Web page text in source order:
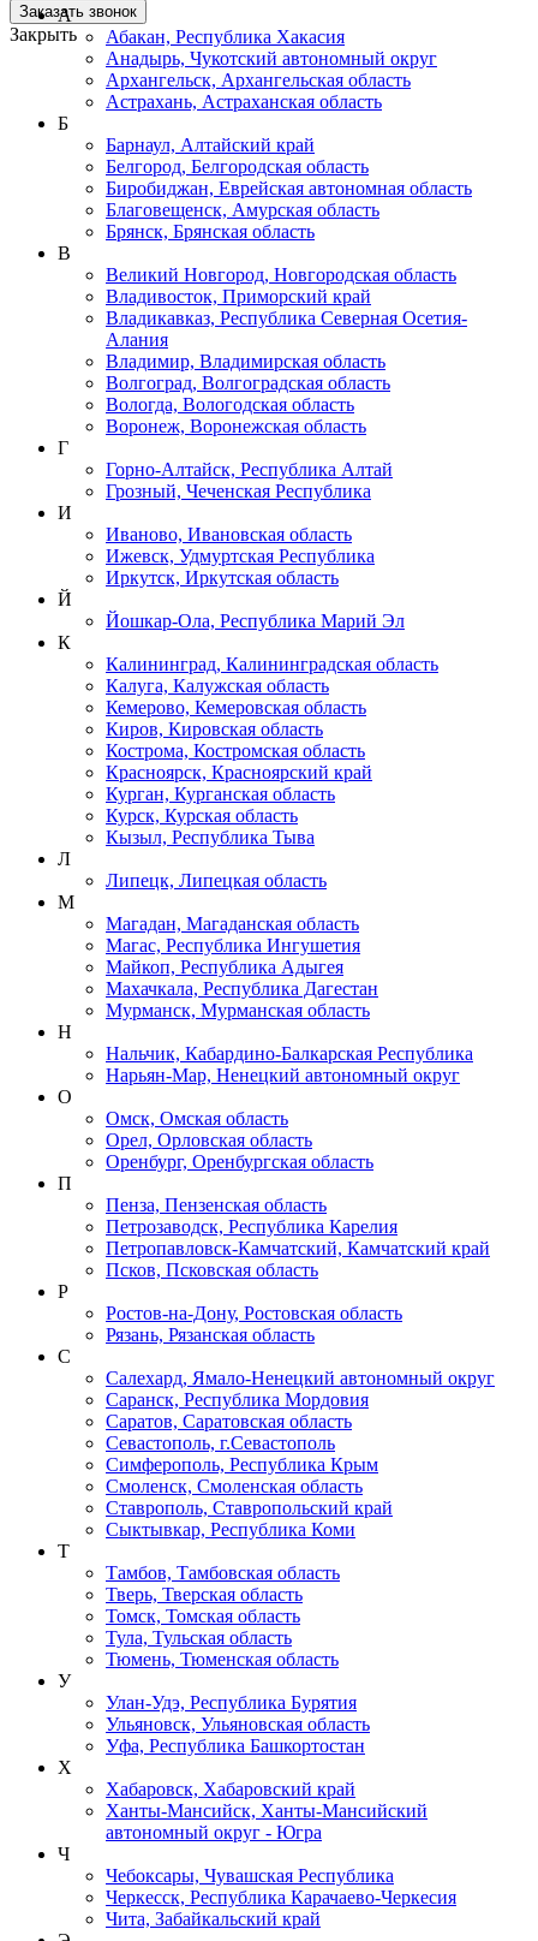
Заказать звонок
Закрыть
А
Абакан, Республика Хакасия
Анадырь, Чукотский автономный округ
Архангельск, Архангельская область
Астрахань, Астраханская область
Б
Барнаул, Алтайский край
Белгород, Белгородская область
Биробиджан, Еврейская автономная область
Благовещенск, Амурская область
Брянск, Брянская область
В
Великий Новгород, Новгородская область
Владивосток, Приморский край
Владикавказ, Республика Северная Осетия-
Алания
Владимир, Владимирская область
Волгоград, Волгоградская область
Вологда, Вологодская область
Воронеж, Воронежская область
Г
Горно-Алтайск, Республика Алтай
Грозный, Чеченская Республика
И
Иваново, Ивановская область
Ижевск, Удмуртская Республика
Иркутск, Иркутская область
Й
Йошкар-Ола, Республика Марий Эл
К
Калининград, Калининградская область
Калуга, Калужская область
Кемерово, Кемеровская область
Киров, Кировская область
Кострома, Костромская область
Красноярск, Красноярский край
Курган, Курганская область
Курск, Курская область
Кызыл, Республика Тыва
Л
Липецк, Липецкая область
М
Магадан, Магаданская область
Магас, Республика Ингушетия
Майкоп, Республика Адыгея
Махачкала, Республика Дагестан
Мурманск, Мурманская область
Н
Нальчик, Кабардино-Балкарская Республика
Нарьян-Мар, Ненецкий автономный округ
О
Омск, Омская область
Орел, Орловская область
Оренбург, Оренбургская область
П
Пенза, Пензенская область
Петрозаводск, Республика Карелия
Петропавловск-Камчатский, Камчатский край
Псков, Псковская область
Р
Ростов-на-Дону, Ростовская область
Рязань, Рязанская область
С
Салехард, Ямало-Ненецкий автономный округ
Саранск, Республика Мордовия
Саратов, Саратовская область
Севастополь, г.Севастополь
Симферополь, Республика Крым
Смоленск, Смоленская область
Ставрополь, Ставропольский край
Сыктывкар, Республика Коми
Т
Тамбов, Тамбовская область
Тверь, Тверская область
Томск, Томская область
Тула, Тульская область
Тюмень, Тюменская область
У
Улан-Удэ, Республика Бурятия
Ульяновск, Ульяновская область
Уфа, Республика Башкортостан
Х
Хабаровск, Хабаровский край
Ханты-Мансийск, Ханты-Мансийский
автономный округ - Югра
Ч
Чебоксары, Чувашская Республика
Черкесск, Республика Карачаево-Черкесия
Чита, Забайкальский край